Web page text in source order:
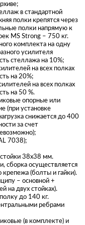
в стандартной
полки крепятся через
полки напрямую к
MS Strong – 750 кг.
комплекта на одну
усилителя
стеллажа на 10%;
на всех полках
на 20%;
на всех полках
на 50 %.
опорные или
(при установке
снижается до 400
за счет
7038);
38х38 мм.
сборка осуществляется
крепежа (болты и гайки).
– основной +
на двух стойках).
до 140 кг.
ребрами
(в комплекте) и